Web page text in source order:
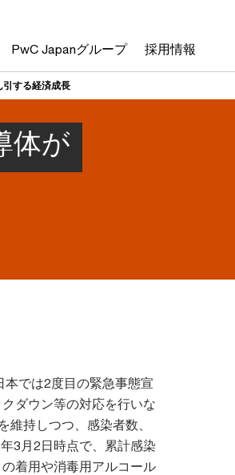
PwC Japanグループ 採用情報
引する経済成長
体が
では2度目の緊急事態宣
ダウン等の対応を行いな
持しつつ、感染者数、
3月2日時点で、累計感染
着用や消毒用アルコール